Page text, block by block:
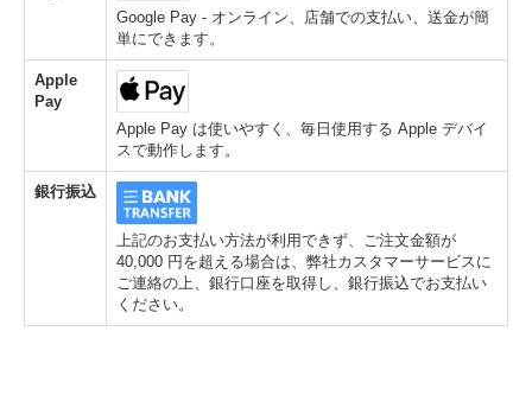
Google Pay - オンライン、店舗での支払い、送金が簡
単にできます。
Apple
Pay
Apple Pay は使いやすく、毎日使用する Apple デバイ
スで動作します。
銀行振込
上記のお支払い方法が利用できず、ご注文金額が
40,000 円を超える場合は、弊社カスタマーサービスに
ご連絡の上、銀行口座を取得し、銀行振込でお支払い
ください。